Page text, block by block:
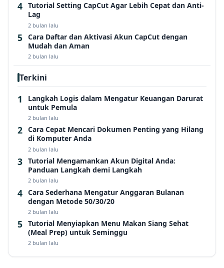
Tutorial Setting CapCut Agar Lebih Cepat dan Anti-
Lag
2 bulan lalu
Cara Daftar dan Aktivasi Akun CapCut dengan
Mudah dan Aman
2 bulan lalu
Terkini
Langkah Logis dalam Mengatur Keuangan Darurat
untuk Pemula
2 bulan lalu
Cara Cepat Mencari Dokumen Penting yang Hilang
di Komputer Anda
2 bulan lalu
Tutorial Mengamankan Akun Digital Anda:
Panduan Langkah demi Langkah
2 bulan lalu
Cara Sederhana Mengatur Anggaran Bulanan
dengan Metode 50/30/20
2 bulan lalu
Tutorial Menyiapkan Menu Makan Siang Sehat
(Meal Prep) untuk Seminggu
2 bulan lalu